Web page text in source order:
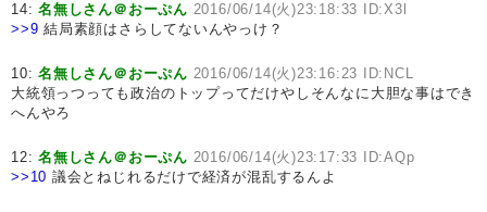
14:名無しさん＠おーぷん 2016/06/14(火)23:18:33 ID:X3l
>>9 結局素顔はさらしてないんやっけ？
10:名無しさん＠おーぷん 2016/06/14(火)23:16:23 ID:NCL
大統領っつっても政治のトップってだけやしそんなに大胆な事はでき
へんやろ
12:名無しさん＠おーぷん 2016/06/14(火)23:17:33 ID:AQp
>>10 議会とねじれるだけで経済が混乱するんよ